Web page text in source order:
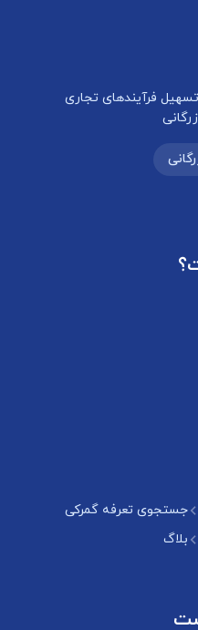
فرآیندهای تجاری
جستجوی تعرفه گمرکی
بلاگ